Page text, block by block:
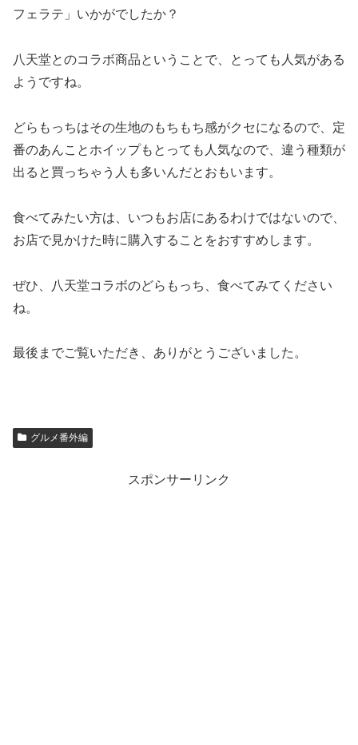
フェラテ」いかがでしたか？
八天堂とのコラボ商品ということで、とっても人気がある
ようですね。
どらもっちはその生地のもちもち感がクセになるので、定
番のあんことホイップもとっても人気なので、違う種類が
出ると買っちゃう人も多いんだとおもいます。
食べてみたい方は、いつもお店にあるわけではないので、
お店で見かけた時に購入することをおすすめします。
ぜひ、八天堂コラボのどらもっち、食べてみてください
ね。
最後までご覧いただき、ありがとうございました。
グルメ番外編
スポンサーリンク